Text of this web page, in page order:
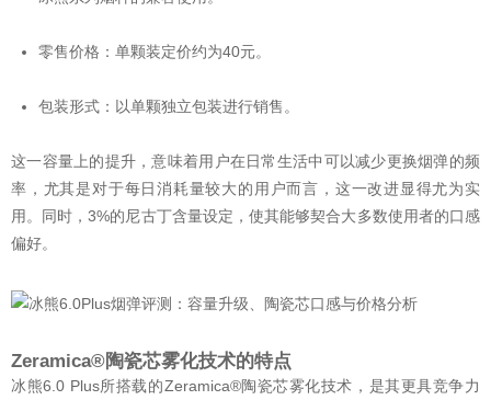
零售价格：单颗装定价约为40元。
包装形式：以单颗独立包装进行销售。
这一容量上的提升，意味着用户在日常生活中可以减少更换烟弹的频
率，尤其是对于每日消耗量较大的用户而言，这一改进显得尤为实
用。同时，3%的尼古丁含量设定，使其能够契合大多数使用者的口感
偏好。
Zeramica®陶瓷芯雾化技术的特点
冰熊6.0 Plus所搭载的Zeramica®陶瓷芯雾化技术，是其更具竞争力